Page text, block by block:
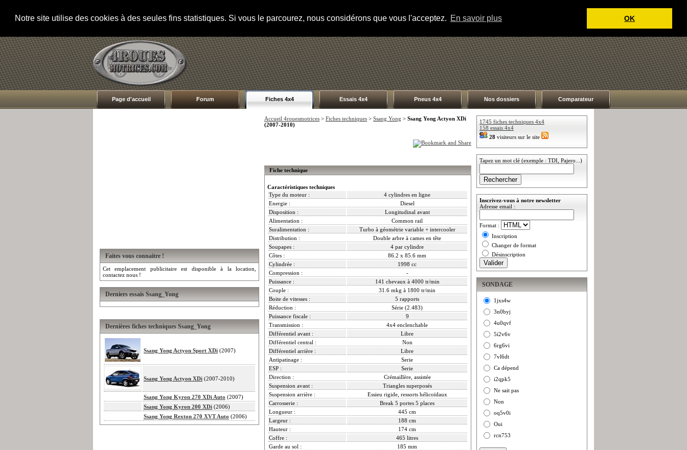
Notre site utilise des cookies à des seules fins statistiques. Si vous le parcourez, nous considérons que vous l'acceptez. En savoir plus OK
Page d'accueil Forum Fiches 4x4 Essais 4x4 Pneus 4x4 Nos dossiers Comparateur
Faites vous connaitre !
Cet emplacement publicitaire est disponible à la location,
contactez nous !
Derniers essais Ssang_Yong
Dernières fiches techniques Ssang_Yong
Ssang Yong Actyon Sport XDi (2007)
Ssang Yong Actyon XDi (2007-2010)
Ssang Yong Kyron 270 XDi Auto (2007)
Ssang Yong Kyron 200 XDi (2006)
Ssang Yong Rexton 270 XVT Auto (2006)
Accueil 4rouesmotrices > Fiches techniques > Ssang Yong > Ssang Yong Actyon XDi
(2007-2010)
Fiche technique
Caractéristiques techniques
Type du moteur :
4 cylindres en ligne
Energie :
Diesel
Disposition :
Longitudinal avant
Alimentation :
Common rail
Suralimentation :
Turbo à géométrie variable + intercooler
Distribution :
Double arbre à cames en tête
Soupapes :
4 par cylindre
Côtes :
86.2 x 85.6 mm
Cylindrée :
1998 cc
Compression :
-
Puissance :
141 chevaux à 4000 tr/min
Couple :
31.6 mkg à 1800 tr/min
Boite de vitesses :
5 rapports
Réduction :
Série (2.483)
Puissance fiscale :
9
Transmission :
4x4 enclenchable
Différentiel avant :
Libre
Différentiel central :
Non
Différentiel arrière :
Libre
Antipatinage :
Serie
ESP :
Serie
Direction :
Crémaillère, assistée
Suspension avant :
Triangles superposés
Suspension arrière :
Essieu rigide, ressorts hélicoïdaux
Carrosserie :
Break 5 portes 5 places
Longueur :
445 cm
Largeur :
188 cm
Hauteur :
174 cm
Coffre :
465 litres
Garde au sol :
185 mm
1745 fiches techniques 4x4
158 essais 4x4
28 visiteurs sur le site
Tapez un mot clé (exemple : TDI, Pajero...)
Inscrivez-vous à notre newsletter
Adresse email :
Format :
Inscription
Changer de format
Désinscription
SONDAGE
1jxs4w
3n0byj
4u0qvf
5i2v6v
6rg6vi
7vl6dt
Ca dépend
i2qpk5
Ne sait pas
Non
oq5v0i
Oui
rcn753